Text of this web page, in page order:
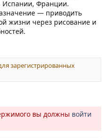
Испании, Франции.
— приводить
жизни через рисование и
зарегистрированных
вы должны войти